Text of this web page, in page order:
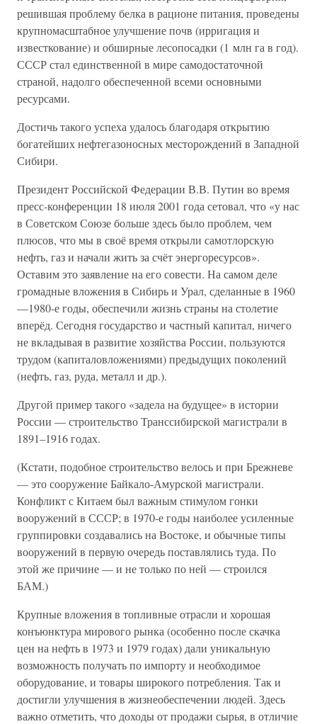
решившая проблему белка в рационе питания, проведены
крупномасштабное улучшение почв (ирригация и
известкование) и обширные лесопосадки (1 млн га в год).
СССР стал единственной в мире самодостаточной
страной, надолго обеспеченной всеми основными
ресурсами.
Достичь такого успеха удалось благодаря открытию
богатейших нефтегазоносных месторождений в Западной
Сибири.
Президент Российской Федерации В.В. Путин во время
пресс-конференции 18 июля 2001 года сетовал, что «у нас
в Советском Союзе больше здесь было проблем, чем
плюсов, что мы в своё время открыли самотлорскую
нефть, газ и начали жить за счёт энергоресурсов».
Оставим это заявление на его совести. На самом деле
громадные вложения в Сибирь и Урал, сделанные в 1960
—1980-е годы, обеспечили жизнь страны на столетие
вперёд. Сегодня государство и частный капитал, ничего
не вкладывая в развитие хозяйства России, пользуются
трудом (капиталовложениями) предыдущих поколений
(нефть, газ, руда, металл и др.).
Другой пример такого «задела на будущее» в истории
России — строительство Транссибирской магистрали в
1891–1916 годах.
(Кстати, подобное строительство велось и при Брежневе
— это сооружение Байкало-Амурской магистрали.
Конфликт с Китаем был важным стимулом гонки
вооружений в СССР; в 1970-е годы наиболее усиленные
группировки создавались на Востоке, и обычные типы
вооружений в первую очередь поставлялись туда. По
этой же причине — и не только по ней — строился
БАМ.)
Крупные вложения в топливные отрасли и хорошая
конъюнктура мирового рынка (особенно после скачка
цен на нефть в 1973 и 1979 годах) дали уникальную
возможность получать по импорту и необходимое
оборудование, и товары широкого потребления. Так и
достигли улучшения в жизнеобеспечении людей. Здесь
важно отметить, что доходы от продажи сырья, в отличие